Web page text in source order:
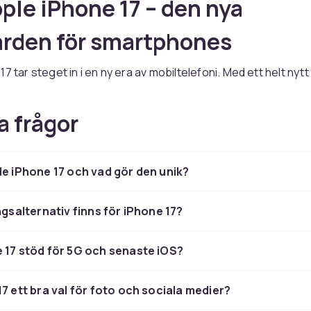
iPhone 17 – den nya
för smartphones
tar steget in i en ny era av mobiltelefoni. Med ett helt
senaste processortekniken levererar den märkbart
Oavsett om du växlar mellan tunga appar,
video i hög kvalitet hänger iPhone 17 med utan
vilket gör allt från vardaglig surfning till filmkvällar till en
i iPhone 17 –
frågor
iPhone 17 och vad gör den unik?
finns för iPhone 17?
17 stöd för 5G och senaste iOS?
ett bra val för foto och sociala medier?